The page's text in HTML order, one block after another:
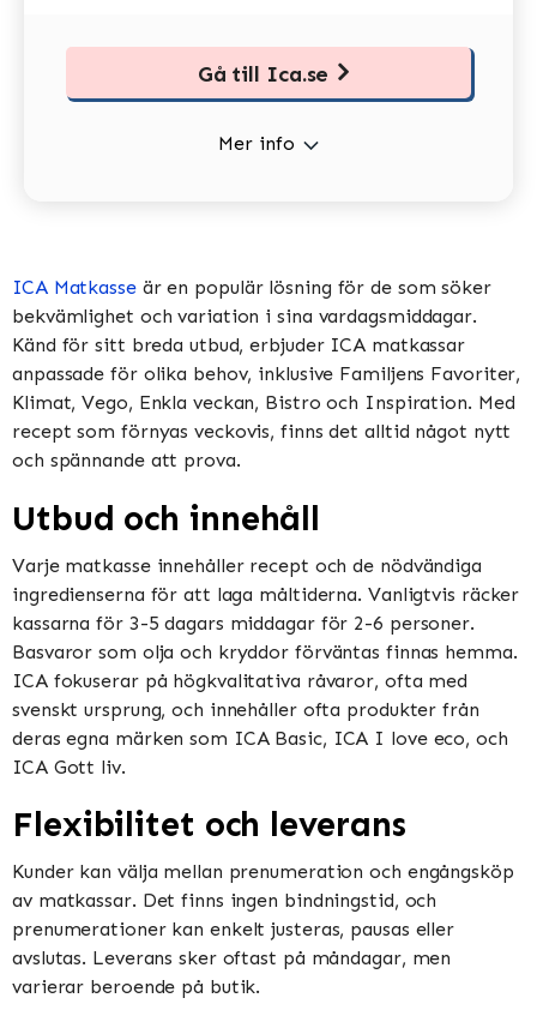
Mer info
Gå till Ica.se
ICA Matkasseär en populär lösning för de som söker
bekvämlighet och variation i sina vardagsmiddagar.
Känd för sitt breda utbud, erbjuder ICA matkassar
anpassade för olika behov, inklusive Familjens Favoriter,
Klimat, Vego, Enkla veckan, Bistro och Inspiration​​​​. Med
recept som förnyas veckovis, finns det alltid något nytt
och spännande att prova​​.
Utbud och innehåll
Varje matkasse innehåller recept och de nödvändiga
ingredienserna för att laga måltiderna. Vanligtvis räcker
kassarna för 3-5 dagars middagar för 2-6 personer.
Basvaror som olja och kryddor förväntas finnas hemma​​.
ICA fokuserar på högkvalitativa råvaror, ofta med
svenskt ursprung, och innehåller ofta produkter från
deras egna märken som ICA Basic, ICA I love eco, och
ICA Gott liv​​.
Flexibilitet och leverans
Kunder kan välja mellan prenumeration och engångsköp
av matkassar. Det finns ingen bindningstid, och
prenumerationer kan enkelt justeras, pausas eller
avslutas. Leverans sker oftast på måndagar, men
varierar beroende på butik​​​​.